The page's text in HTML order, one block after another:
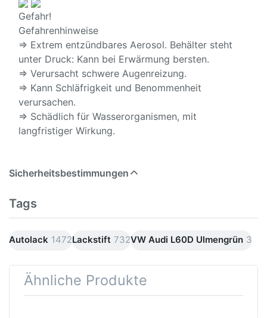
Gefahr!
Gefahrenhinweise
⇒ Extrem entzündbares Aerosol. Behälter steht
unter Druck: Kann bei Erwärmung bersten.
⇒ Verursacht schwere Augenreizung.
⇒ Kann Schläfrigkeit und Benommenheit
verursachen.
⇒ Schädlich für Wasserorganismen, mit
langfristiger Wirkung.
Sicherheitsbestimmungen
Tags
Autolack 1472Lackstift 732VW Audi L60D Ulmengrün 3
Ähnliche Produkte